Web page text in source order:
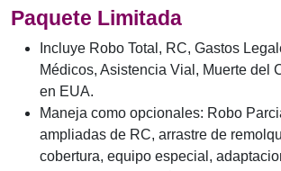
Paquete Limitada
Incluye Robo Total, RC, Gastos
Médicos, Asistencia Vial, Muerte del
en EUA.
Maneja como opcionales: Robo
ampliadas de RC, arrastre de
cobertura, equipo especial,